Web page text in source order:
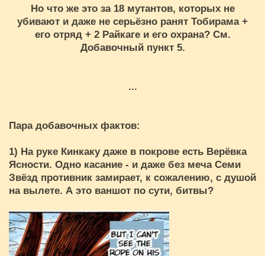
Но что же это за 18 мутантов, которых не
убивают и даже не серьёзно ранят Тобирама +
его отряд + 2 Райкаге и его охрана? См.
Добавочный пункт 5.
...
Пара добавочных фактов:
1) На руке Кинкаку даже в покрове есть Верёвка
Ясности. Одно касание - и даже без меча Семи
Звёзд противник замирает, к сожалению, с душой
на вылете. А это ваншот по сути, битвы?